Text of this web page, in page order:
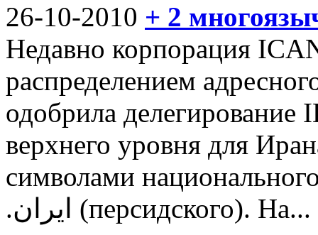
26-10-2010 + 2
Недавно корпорация
распределением
одобрила
верхнего уровня для
символами
.ایران (персидского). На...